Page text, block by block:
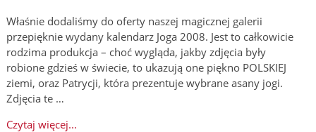
Właśnie dodaliśmy do oferty naszej magicznej galerii
przepięknie wydany kalendarz Joga 2008. Jest to całkowicie
rodzima produkcja – choć wygląda, jakby zdjęcia były
robione gdzieś w świecie, to ukazują one piękno POLSKIEJ
ziemi, oraz Patrycji, która prezentuje wybrane asany jogi.
Zdjęcia te …
Czytaj więcej...